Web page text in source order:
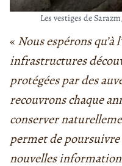
Les vestiges de
« Nous espérons qu’à
infrastructures
protégées par des
recouvrons chaque
conserver
permet de poursuivre
nouvelles